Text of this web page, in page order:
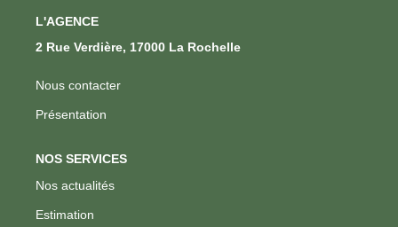
L'AGENCE
2 Rue Verdière, 17000 La Rochelle
Nous contacter
Présentation
NOS SERVICES
Nos actualités
Estimation